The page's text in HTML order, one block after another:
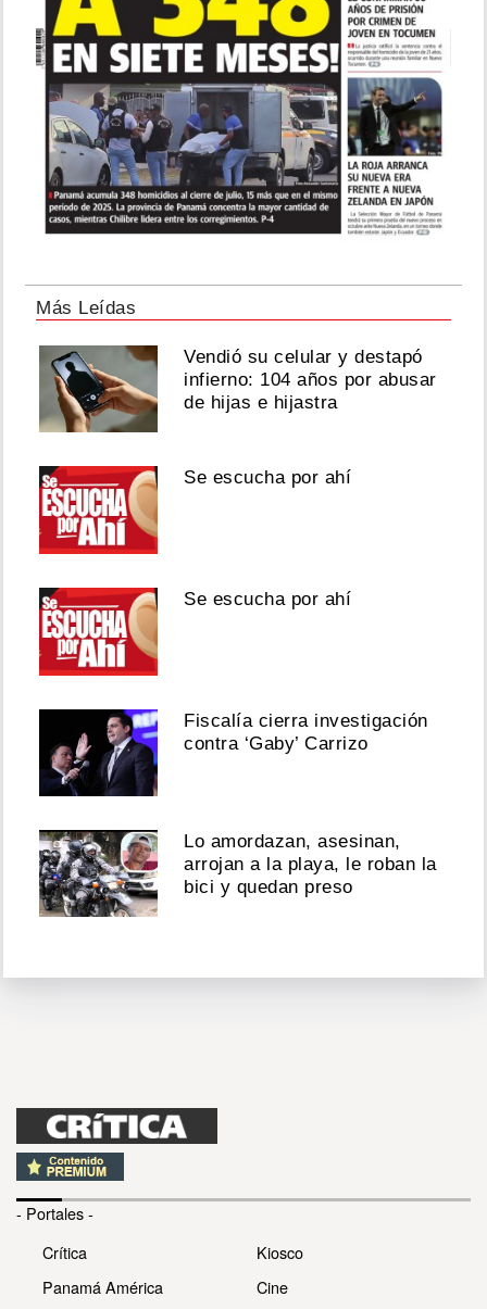
Más Leídas
Vendió su celular y destapó
infierno: 104 años por abusar
de hijas e hijastra
Se escucha por ahí
Se escucha por ahí
Fiscalía cierra investigación
contra ‘Gaby’ Carrizo
Lo amordazan, asesinan,
arrojan a la playa, le roban la
bici y quedan preso
- Portales -
Crítica
Panamá América
Kiosco
Cine